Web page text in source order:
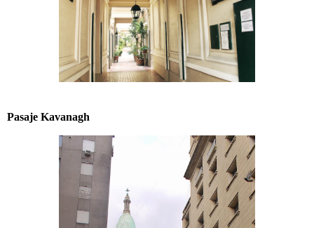
Pasaje Kavanagh